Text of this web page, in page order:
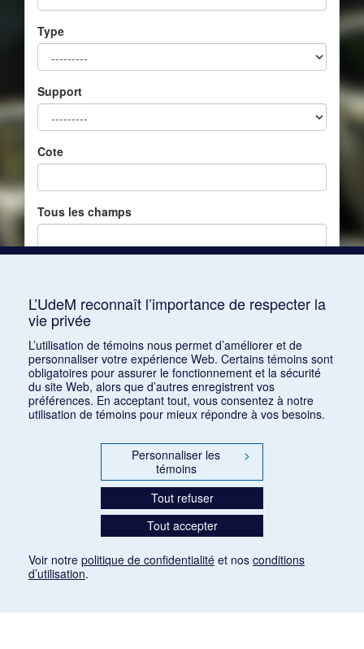
Type
Support
Cote
Tous les champs
Classer par :auteur (a) |auteur (d)|date (a)|date (d)
(a) |titre (d)|ajout récent
L’UdeM reconnaît l’importance de respecter la
vie privée
L’utilisation de témoins nous permet d’améliorer et de
personnaliser votre expérience Web. Certains témoins sont
obligatoires pour assurer le fonctionnement et la sécurité
du site Web, alors que d’autres enregistrent vos
préférences. En acceptant tout, vous consentez à notre
utilisation de témoins pour mieux répondre à vos besoins.
Personnaliser les
témoins
>
Tout refuser
Tout accepter
Voir notre politique de confidentialité et nos conditions
d’utilisation.